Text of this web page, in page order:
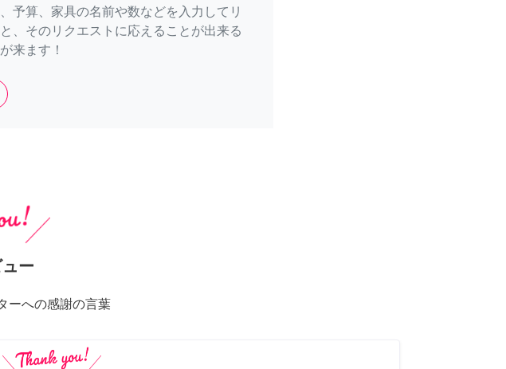
予算、家具の名前や数などを入力してリ
、そのリクエストに応えることが出来る
来ます！
ー
ーへの感謝の言葉